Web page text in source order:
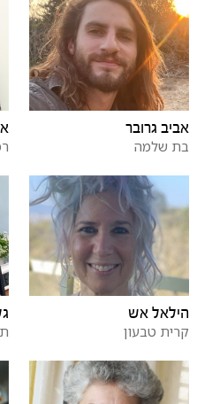
אביב גרובר
בת שלמה
הילאל אש
קרית טבעון